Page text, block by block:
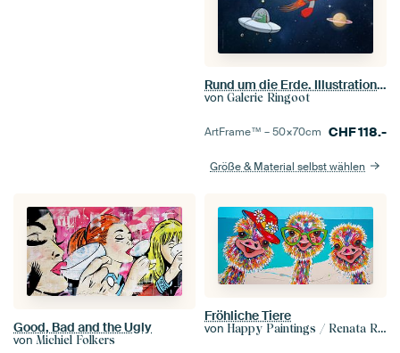
Rund um die Erde. Illustration im Cartoon-Stil.
von Galerie Ringoot
ArtFrame™ –50×70cm CHF118.-
Größe & Material selbst wählen
Good, Bad and the Ugly
von Michiel Folkers
Fröhliche Tiere
von Happy Paintings / Renata Rolefes Art